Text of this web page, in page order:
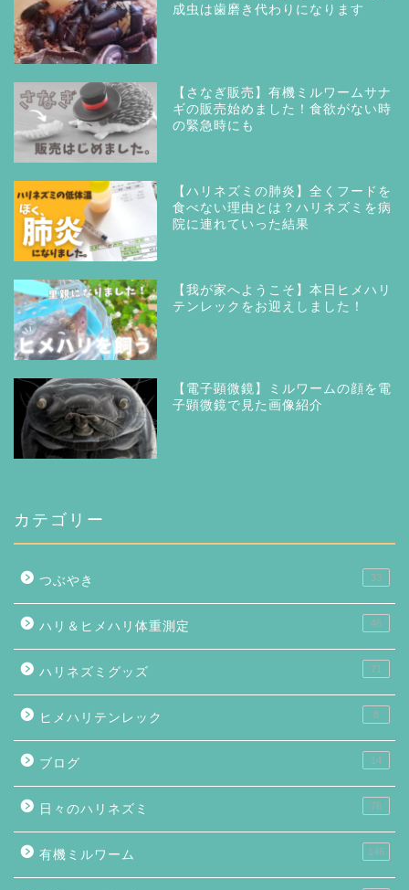
成虫は歯磨き代わりになります
【さなぎ販売】有機ミルワームサナ
ギの販売始めました！食欲がない時
の緊急時にも
【ハリネズミの肺炎】全くフードを
食べない理由とは？ハリネズミを病
院に連れていった結果
【我が家へようこそ】本日ヒメハリ
テンレックをお迎えしました！
【電子顕微鏡】ミルワームの顔を電
子顕微鏡で見た画像紹介
カテゴリー
つぶやき 33
ハリ＆ヒメハリ体重測定 46
ハリネズミグッズ 71
ヒメハリテンレック 8
ブログ 14
日々のハリネズミ 76
有機ミルワーム 146